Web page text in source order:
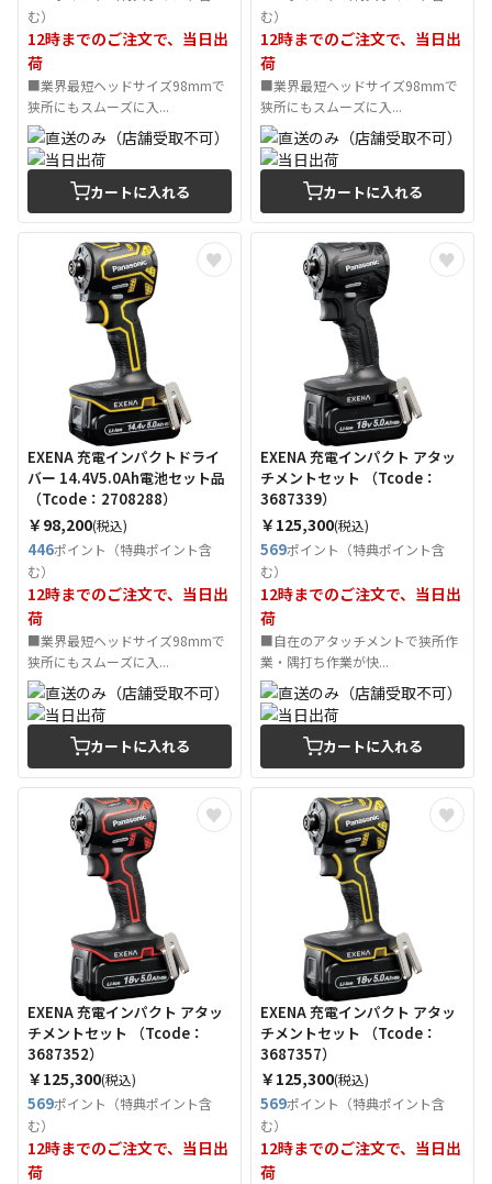
む）
12時までのご注文で、当日出
荷
■業界最短ヘッドサイズ98mmで
狭所にもスムーズに入...
カートに入れる
む）
12時までのご注文で、当日出
荷
■業界最短ヘッドサイズ98mmで
狭所にもスムーズに入...
カートに入れる
EXENA 充電インパクトドライ
バー 14.4V5.0Ah電池セット品
（Tcode：2708288）
￥98,200(税込)
446ポイント（特典ポイント含
む）
12時までのご注文で、当日出
荷
■業界最短ヘッドサイズ98mmで
狭所にもスムーズに入...
カートに入れる
EXENA 充電インパクト アタッ
チメントセット （Tcode：
3687339）
￥125,300(税込)
569ポイント（特典ポイント含
む）
12時までのご注文で、当日出
荷
■自在のアタッチメントで狭所作
業・隅打ち作業が快...
カートに入れる
EXENA 充電インパクト アタッ
チメントセット （Tcode：
3687352）
￥125,300(税込)
569ポイント（特典ポイント含
む）
12時までのご注文で、当日出
荷
EXENA 充電インパクト アタッ
チメントセット （Tcode：
3687357）
￥125,300(税込)
569ポイント（特典ポイント含
む）
12時までのご注文で、当日出
荷